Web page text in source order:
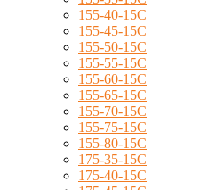
155-40-15C
155-45-15C
155-50-15C
155-55-15C
155-60-15C
155-65-15C
155-70-15C
155-75-15C
155-80-15C
175-35-15C
175-40-15C